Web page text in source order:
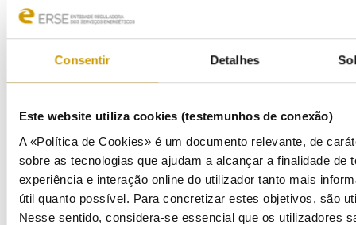
Consentir Detalhes
Este website utiliza cookies (testemunhos de conexão)
A «Política de Cookies» é um documento relevante, de
sobre as tecnologias que ajudam a alcançar a finalidade de
experiência e interação online do utilizador tanto mais
útil quanto possível. Para concretizar estes objetivos, são
Nesse sentido, considera-se essencial que os utilizadores
COMUNICAÇÃO
Destaques